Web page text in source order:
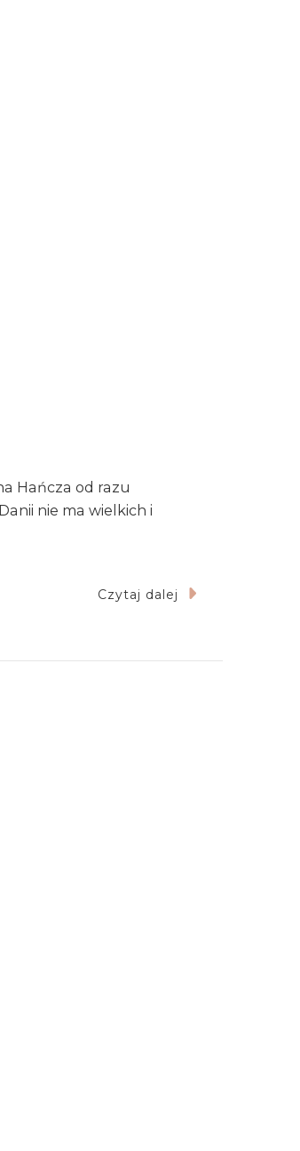
Hańcza od razu
nie ma wielkich i
Czytaj dalej